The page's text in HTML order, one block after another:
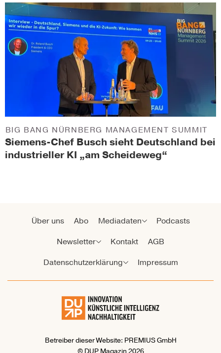
Siemens-Chef Busch sieht Deutschland bei
industrieller KI „am Scheideweg“
BIG BANG NÜRNBERG MANAGEMENT SUMMIT
Über uns Abo Mediadaten
Podcasts
Newsletter
Kontakt
AGB
Datenschutzerklärung
Impressum
Betreiber dieser Website: PREMIUS GmbH